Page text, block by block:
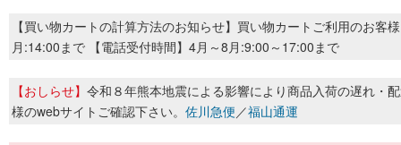
【買い物カートの計算方法のお知らせ】買い物カートご利用のお客
月:14:00まで 【電話受付時間】4月～8月:9:00～17:00まで
【おしらせ】 令和８年熊本地震による影響により商品入荷の遅れ・
様のwebサイトご確認下さい。 佐川急便／福山通運